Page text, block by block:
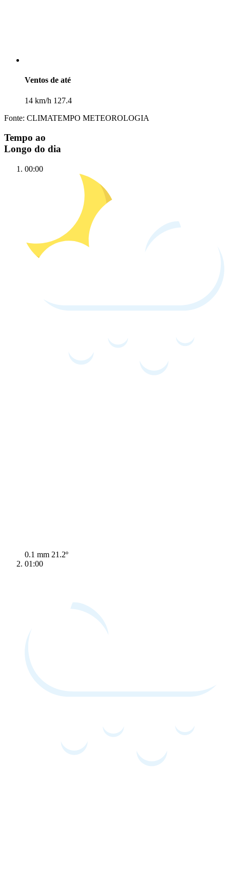
Ventos de até
14 km/h 127.4
Fonte: CLIMATEMPO METEOROLOGIA
Tempo ao
Longo do dia
00:00
0.1 mm 21.2º
01:00